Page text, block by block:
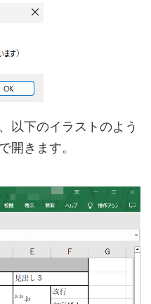
以下のイラストのよう
開きます。